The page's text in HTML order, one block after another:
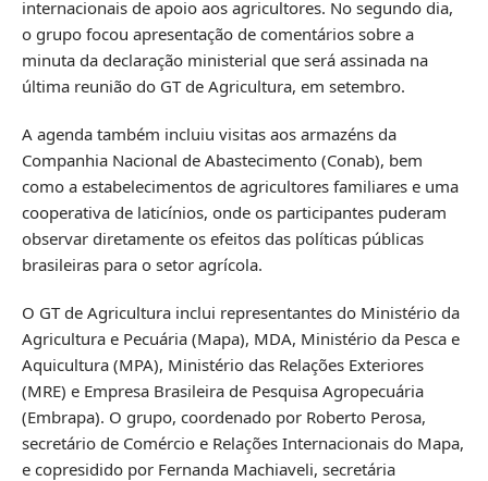
internacionais de apoio aos agricultores. No segundo dia,
o grupo focou apresentação de comentários sobre a
minuta da declaração ministerial que será assinada na
última reunião do GT de Agricultura, em setembro.
A agenda também incluiu visitas aos armazéns da
Companhia Nacional de Abastecimento (Conab), bem
como a estabelecimentos de agricultores familiares e uma
cooperativa de laticínios, onde os participantes puderam
observar diretamente os efeitos das políticas públicas
brasileiras para o setor agrícola.
O GT de Agricultura inclui representantes do Ministério da
Agricultura e Pecuária (Mapa), MDA, Ministério da Pesca e
Aquicultura (MPA), Ministério das Relações Exteriores
(MRE) e Empresa Brasileira de Pesquisa Agropecuária
(Embrapa). O grupo, coordenado por Roberto Perosa,
secretário de Comércio e Relações Internacionais do Mapa,
e copresidido por Fernanda Machiaveli, secretária